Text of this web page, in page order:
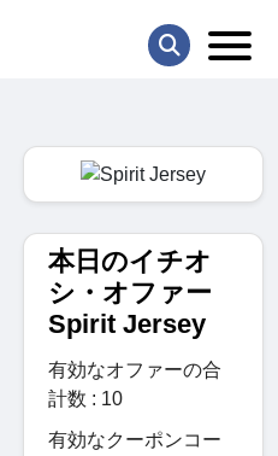
本日のイチオ
シ・オファー
Spirit Jersey
有効なオファーの合
計数 : 10
有効なクーポンコー